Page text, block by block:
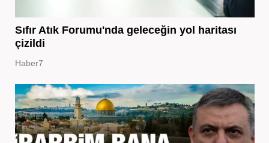
Sıfır Atık Forumu'nda geleceğin yol haritası
çizildi
Haber7